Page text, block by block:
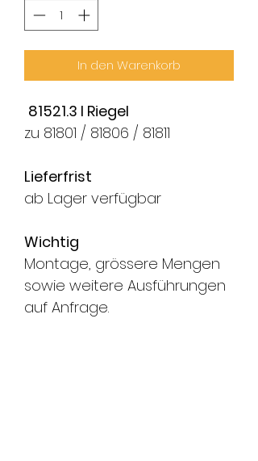
In den Warenkorb
81521.3 I Riegel
zu 81801 / 81806 / 81811
Lieferfrist
ab Lager verfügbar
Wichtig
Montage, grössere Mengen
sowie weitere Ausführungen
auf Anfrage.